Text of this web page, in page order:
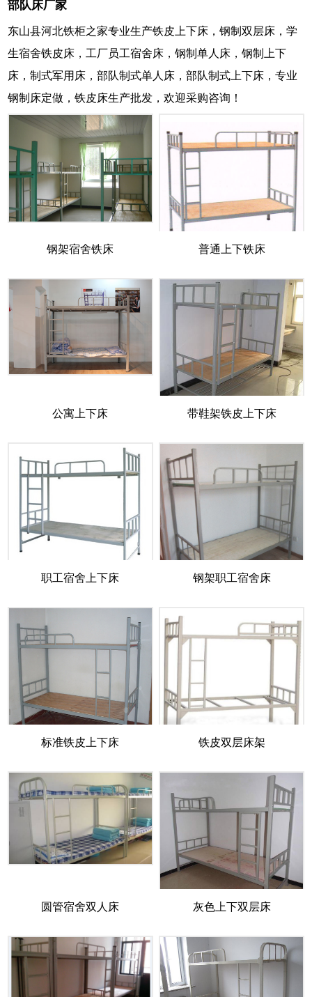
部队床厂家
东山县河北铁柜之家专业生产铁皮上下床，钢制双层床，学
生宿舍铁皮床，工厂员工宿舍床，钢制单人床，钢制上下
床，制式军用床，部队制式单人床，部队制式上下床，专业
钢制床定做，铁皮床生产批发，欢迎采购咨询！
钢架宿舍铁床 普通上下铁床
公寓上下床 带鞋架铁皮上下床
职工宿舍上下床 钢架职工宿舍床
标准铁皮上下床 铁皮双层床架
圆管宿舍双人床 灰色上下双层床